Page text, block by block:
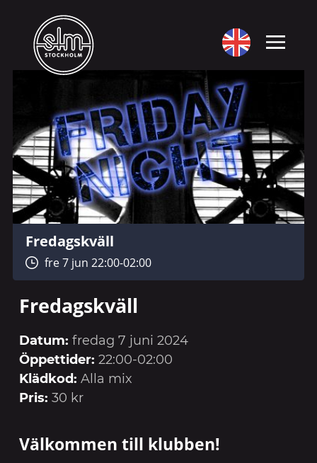
Fredagskväll
fre 7 jun 22:00-02:00
Fredagskväll
Datum: fredag 7 juni 2024
Öppettider: 22:00-02:00
Klädkod: Alla mix
Pris: 30 kr
Välkommen till klubben!